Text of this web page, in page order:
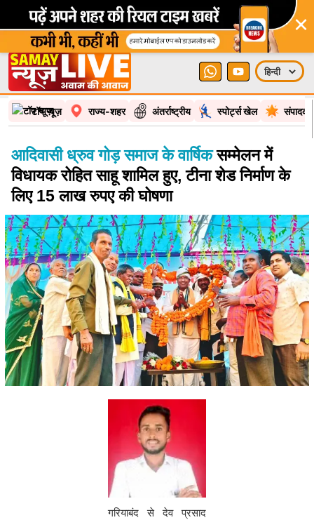
×
टॉप न्यूज़ राज्य-शहर अंतर्राष्ट्रीय स्पोर्ट्स खेल
आदिवासी ध्रुव गोड़ समाज के वार्षिकसम्मेलन में
विधायक रोहित साहू शामिल हुए, टीना शेड निर्माण के
लिए 15 लाख रुपए की घोषणा
गरियाबंद से देव प्रसाद